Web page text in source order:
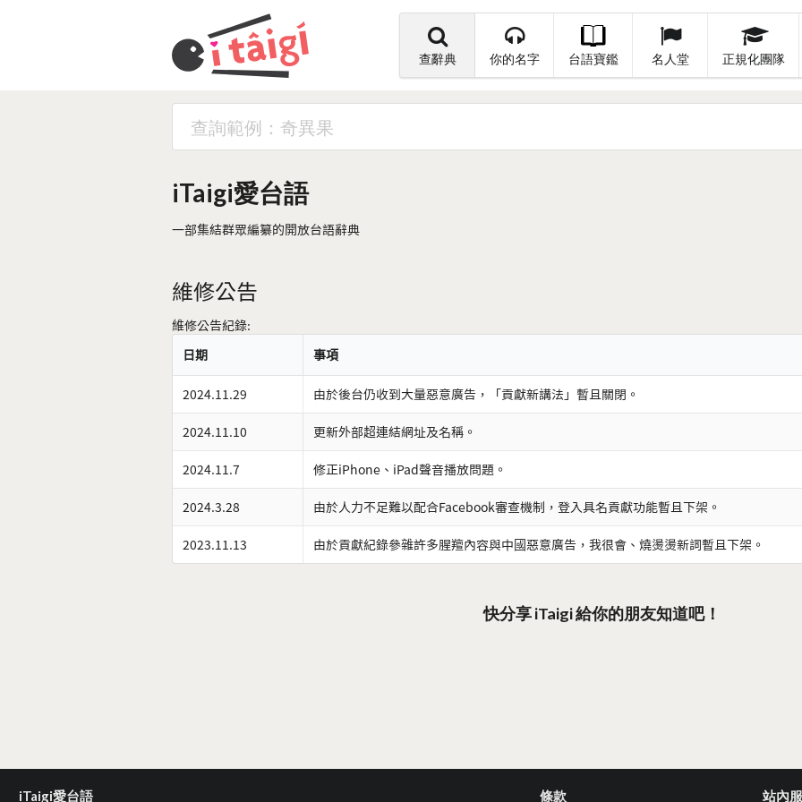
查辭典 你的名字 台語寶鑑 名人堂 正規化團隊
iTaigi愛台語
一部集結群眾編纂的開放台語辭典
維修公告
維修公告紀錄:
日期
事項
2024.11.29 由於後台仍收到大量惡意廣告，「貢獻新講法」暫且關閉。
2024.11.10 更新外部超連結網址及名稱。
2024.11.7 修正iPhone、iPad聲音播放問題。
2024.3.28 由於人力不足難以配合Facebook審查機制，登入具名貢獻功能暫且下架。
2023.11.13 由於貢獻紀錄參雜許多腥羶內容與中國惡意廣告，我很會、燒燙燙新詞暫且下架。
快分享 iTaigi 給你的朋友知道吧！
iTaigi愛台語 條款 站內